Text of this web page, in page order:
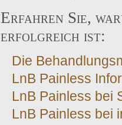
Erfahren Sie,
erfolgreich ist:
Die
LnB Painless
LnB Painless bei
LnB Painless bei